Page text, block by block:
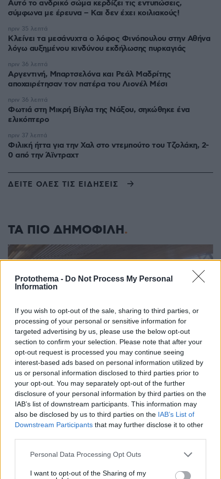
Protothema - Do Not Process My Personal
Information
If you wish to opt-out of the sale, sharing to third parties, or
processing of your personal or sensitive information for
targeted advertising by us, please use the below opt-out
section to confirm your selection. Please note that after your
opt-out request is processed you may continue seeing
interest-based ads based on personal information utilized by
us or personal information disclosed to third parties prior to
your opt-out. You may separately opt-out of the further
disclosure of your personal information by third parties on the
IAB’s list of downstream participants. This information may
also be disclosed by us to third parties on the IAB’s List of
Downstream Participants that may further disclose it to other
Please note that this website/app uses one or more Google
not limited to your visit or usage behaviour. You may click to
Personal Data Processing Opt Outs
I want to opt-out of the Sharing of my
Αυτό το ανδρικό σώμα κερδίζει τις εντυπώσεις,
σύμφωνα με έρευνα – Και δεν έχει κοιλιακούς!
Κλείνει τα μεσάνυχτα ο λόφος Φινόπουλου στην Αθήνα
λόγω αυξημένου κινδύνου εκδήλωσης πυρκαγιάς
πριν 35 λεπτά
Αργεντινή, Μπαρτσελόνα και Ρεάλ Μαδρίτης
αποχαιρέτησαν τον πατέρα του Λιονέλ Μέσι
πριν 36 λεπτά
Φωτιά στη Μικρή Βίγλα της Νάξου, σηκώθηκε ένα
ελικόπτερο
πριν 36 λεπτά
Φιλική ήττα για την Χαλ στο ντεμπούτο του Τζολάκη, 2-
0 από την Άϊντραχτ
πριν 37 λεπτά
ΔΕΙΤΕ ΟΛΕΣ ΤΙΣ ΕΙΔΗΣΕΙΣ
ΤΑ ΠΙΟ ΔΗΜΟΦΙΛΗ
Μυστήριο 3.500 ετών στη Σαντορίνη: Ο 15χρονος
08.08.2026, 18:08